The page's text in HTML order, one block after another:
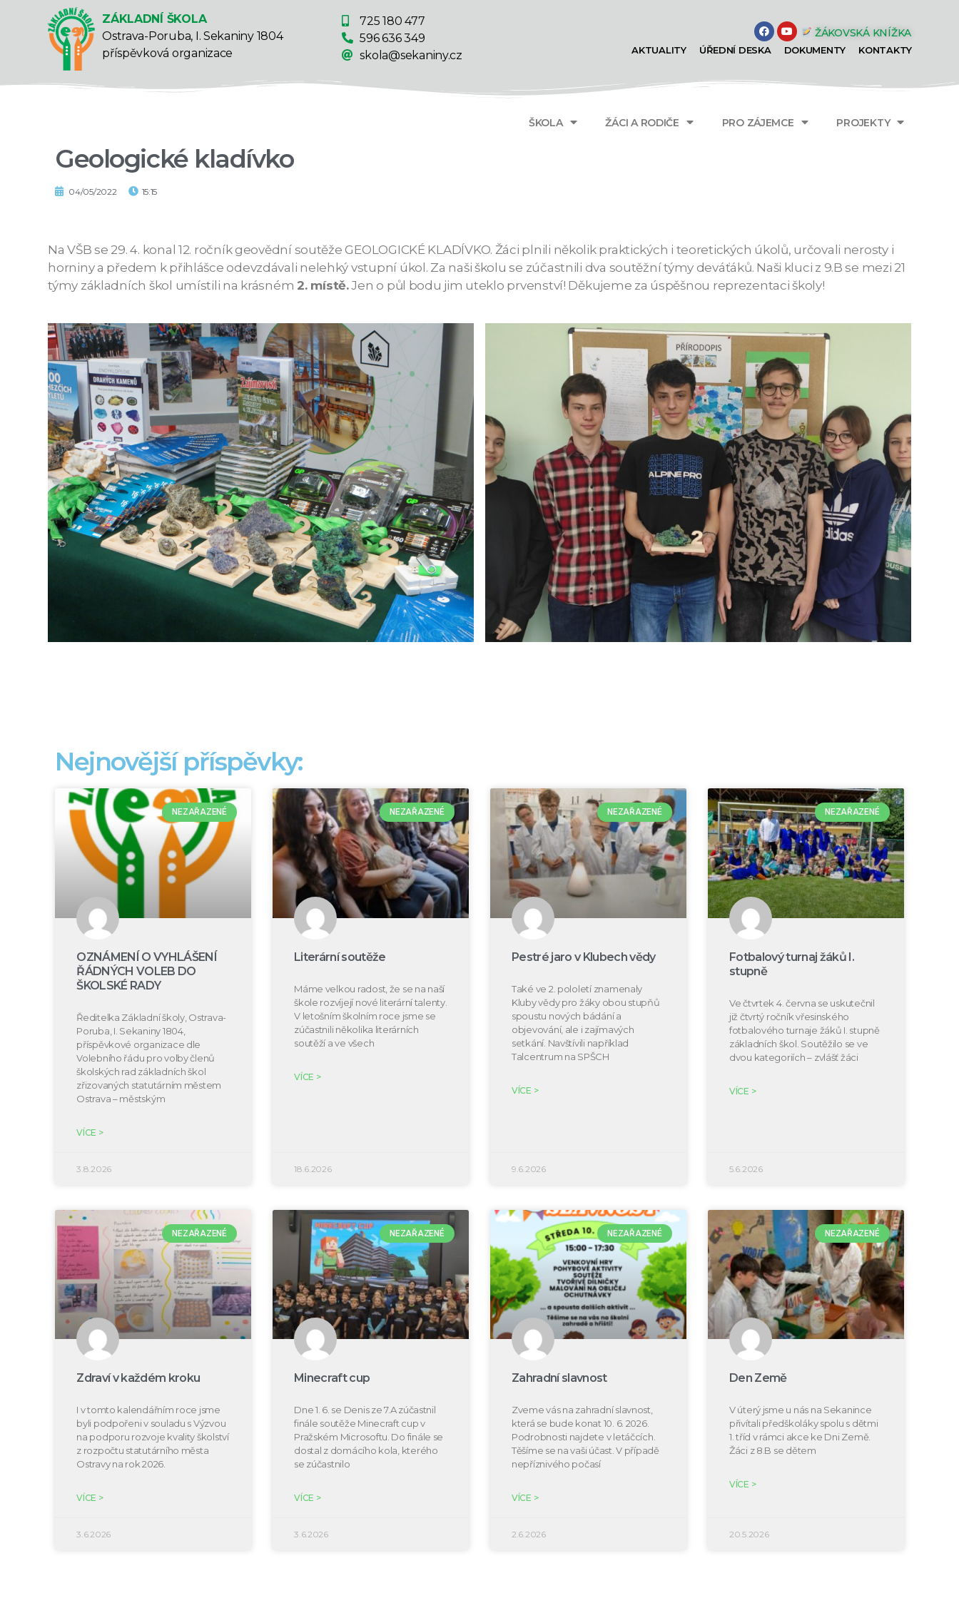
ZÁKLADNÍ ŠKOLA
Ostrava-Poruba, I. Sekaniny 1804
příspěvková organizace
725 180 477
596 636 349
skola@sekaniny.cz
ŽÁKOVSKÁ KNÍŽKA
AKTUALITY ÚŘEDNÍ DESKA DOKUMENTY KONTAKTY
ŠKOLA ŽÁCI A RODIČE PRO ZÁJEMCE PROJEKTY
Geologické kladívko
04/05/2022 15:15
Na VŠB se 29. 4. konal 12. ročník geovědní soutěže GEOLOGICKÉ KLADÍVKO. Žáci plnili několik praktických i teoretických úkolů, určovali nerosty i
horniny a předem k přihlášce odevzdávali nelehký vstupní úkol. Za naši školu se zúčastnili dva soutěžní týmy deváťáků. Naši kluci z 9.B se mezi 21
týmy základních škol umístili na krásném 2. místě.Jen o půl bodu jim uteklo prvenství! Děkujeme za úspěšnou reprezentaci školy!
Nejnovější příspěvky:
NEZAŘAZENÉ
OZNÁMENÍ O VYHLÁŠENÍ
ŘÁDNÝCH VOLEB DO
ŠKOLSKÉ RADY
Ředitelka Základní školy, Ostrava-
Poruba, I. Sekaniny 1804,
příspěvkové organizace dle
Volebního řádu pro volby členů
školských rad základních škol
zřizovaných statutárním městem
Ostrava – městským
VÍCE >
3.8.2026
NEZAŘAZENÉ
Literární soutěže
Máme velkou radost, že se na naší
škole rozvíjejí nové literární talenty.
V letošním školním roce jsme se
zúčastnili několika literárních
soutěží a ve všech
VÍCE >
18.6.2026
NEZAŘAZENÉ
Pestré jaro v Klubech vědy
Také ve 2. pololetí znamenaly
Kluby vědy pro žáky obou stupňů
spoustu nových bádání a
objevování, ale i zajímavých
setkání. Navštívili například
Talcentrum na SPŠCH
VÍCE >
9.6.2026
NEZAŘAZENÉ
Fotbalový turnaj žáků I.
stupně
Ve čtvrtek 4. června se uskutečnil
již čtvrtý ročník vřesinského
fotbalového turnaje žáků I. stupně
základních škol. Soutěžilo se ve
dvou kategoriích – zvlášť žáci
VÍCE >
5.6.2026
NEZAŘAZENÉ
Zdraví v každém kroku
I v tomto kalendářním roce jsme
byli podpořeni v souladu s Výzvou
na podporu rozvoje kvality školství
z rozpočtu statutárního města
Ostravy na rok 2026.
VÍCE >
3.6.2026
NEZAŘAZENÉ
Minecraft cup
Dne 1. 6. se Denis ze 7.A zúčastnil
finále soutěže Minecraft cup v
Pražském Microsoftu. Do finále se
dostal z domácího kola, kterého
se zúčastnilo
VÍCE >
3.6.2026
NEZAŘAZENÉ
Zahradní slavnost
Zveme vás na zahradní slavnost,
která se bude konat 10. 6. 2026.
Podrobnosti najdete v letáčcích.
Těšíme se na vaši účast. V případě
nepříznivého počasí
VÍCE >
2.6.2026
NEZAŘAZENÉ
Den Země
V úterý jsme u nás na Sekanince
přivítali předškoláky spolu s dětmi
1. tříd v rámci akce ke Dni Země.
Žáci z 8.B se dětem
VÍCE >
20.5.2026